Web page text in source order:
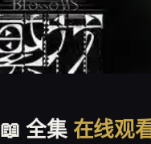
📖 全集 在线观